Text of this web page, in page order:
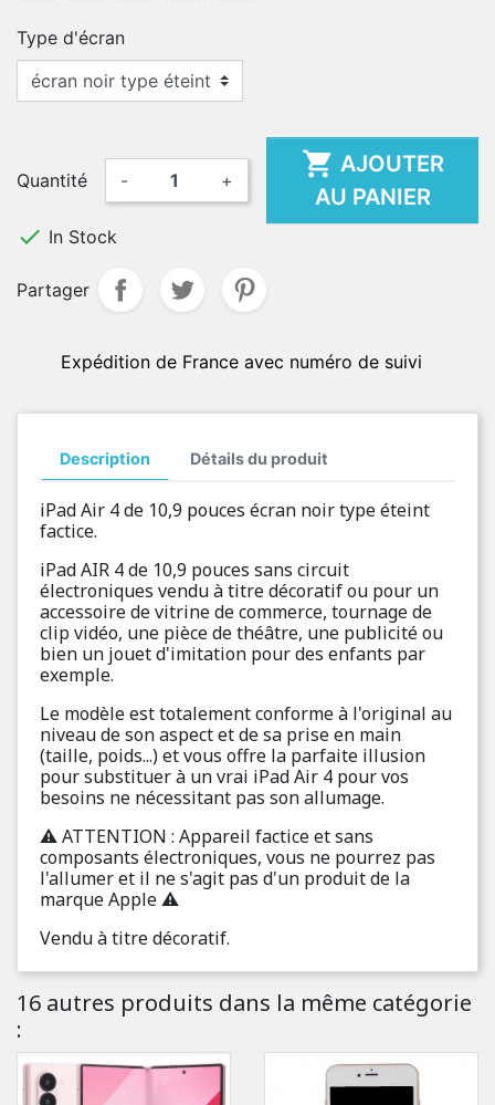
Type d'écran
Quantité - + 
AU PANIER
 In Stock
Partager
Expédition de France avec numéro de suivi
Description Détails du produit
iPad Air 4 de 10,9 pouces écran noir type éteint
factice.
iPad AIR 4 de 10,9 pouces sans circuit
électroniques vendu à titre décoratif ou pour un
accessoire de vitrine de commerce, tournage de
clip vidéo, une pièce de théâtre, une publicité ou
bien un jouet d'imitation pour des enfants par
exemple.
Le modèle est totalement conforme à l'original au
niveau de son aspect et de sa prise en main
(taille, poids...) et vous offre la parfaite illusion
pour substituer à un vrai iPad Air 4 pour vos
besoins ne nécessitant pas son allumage.
⚠️ ATTENTION : Appareil factice et sans
composants électroniques, vous ne pourrez pas
l'allumer et il ne s'agit pas d'un produit de la
marque Apple ⚠️
Vendu à titre décoratif.
16 autres produits dans la même catégorie
: